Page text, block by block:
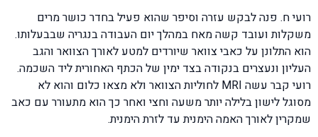
רועי ח. פנה לבקש עזרה וסיפר שהוא פעיל בחדר כושר מרים
משקלות ועובד קשה מאח במהלך יום העבודה בנגריה שבבעלותו.
הוא התלונן על כאבי צוואר שיורדים למטע לאורך הצוואר והגב
העליון ונעצרים בנקודה בצד ימין של הכתף האחורית ליד השכמה.
רועי קבר עשה MRI לחוליות הצוואר ולא מצאו כלום והוא לא
מסוגל לישון בלילה יותר משעה וחצי ואחר כך הוא מתעורר עם כאב
שמקרין לאורך האמה הימנית עד לזרת הימנית.